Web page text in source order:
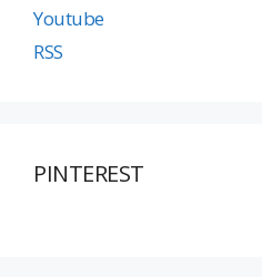
Youtube
RSS
PINTEREST